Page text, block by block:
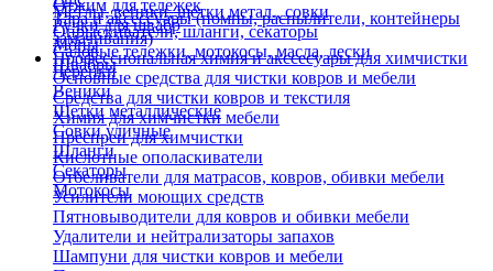
Отжим для тележек
Ручки для швабр
Мопы
Швабры
Метлы, веники, щетки метал., совки
Опрыскиватели, шланги, секаторы
Садовые тележки, мотокосы, масла, лески
Черенки
Веники
Щетки металлические
Совки уличные
Шланги
Секаторы
Мотокосы
Тара и аксессуары (помпы, распылители, контейнеры
замачивания)
Профессиональная химия и акссесуары для химчистки
Основные средства для чистки ковров и мебели
Средства для чистки ковров и текстиля
Химия для химчистки мебели
Преспреи для химчистки
Кислотные ополаскиватели
Отбеливатели для матрасов, ковров, обивки мебели
Усилители моющих средств
Пятновыводители для ковров и обивки мебели
Удалители и нейтрализаторы запахов
Шампуни для чистки ковров и мебели